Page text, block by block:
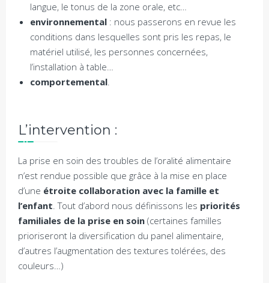
langue, le tonus de la zone orale, etc…
environnemental : nous passerons en revue les
conditions dans lesquelles sont pris les repas, le
matériel utilisé, les personnes concernées,
l’installation à table…
comportemental.
L’intervention :
La prise en soin des troubles de l’oralité alimentaire
n’est rendue possible que grâce à la mise en place
d’une étroite collaboration avec la famille et
l’enfant. Tout d’abord nous définissons les priorités
familiales de la prise en soin (certaines familles
prioriseront la diversification du panel alimentaire,
d’autres l’augmentation des textures tolérées, des
couleurs…)